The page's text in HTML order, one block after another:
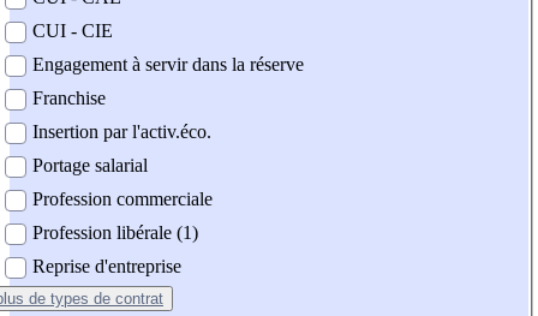
CUI - CIE
Engagement à servir dans la réserve
Franchise
Insertion par l'activ.éco.
Portage salarial
Profession commerciale
Profession libérale (1)
Reprise d'entreprise
de types de contrat